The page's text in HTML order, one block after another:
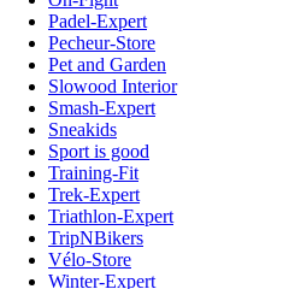
Padel-Expert
Pecheur-Store
Pet and Garden
Slowood Interior
Smash-Expert
Sneakids
Sport is good
Training-Fit
Trek-Expert
Triathlon-Expert
TripNBikers
Vélo-Store
Winter-Expert